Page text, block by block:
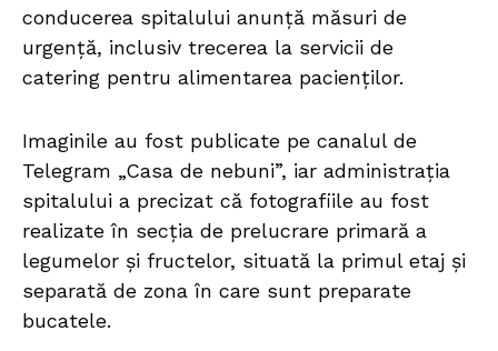
conducerea spitalului anunță măsuri de
urgență, inclusiv trecerea la servicii de
catering pentru alimentarea pacienților.
Imaginile au fost publicate pe canalul de
Telegram „Casa de nebuni”, iar administrația
spitalului a precizat că fotografiile au fost
realizate în secția de prelucrare primară a
legumelor și fructelor, situată la primul etaj și
separată de zona în care sunt preparate
bucatele.